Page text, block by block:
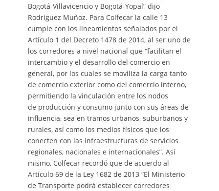
Bogotá-Villavicencio y Bogotá-Yopal” dijo
Rodríguez Muñoz. Para Colfecar la calle 13
cumple con los lineamientos señalados por el
Artículo 1 del Decreto 1478 de 2014, al ser uno de
los corredores a nivel nacional que “facilitan el
intercambio y el desarrollo del comercio en
general, por los cuales se moviliza la carga tanto
de comercio exterior como del comercio interno,
permitiendo la vinculación entre los nodos
de producción y consumo junto con sus áreas de
influencia, sea en tramos urbanos, suburbanos y
rurales, así como los medios físicos que los
conecten con las infraestructuras de servicios
regionales, nacionales e internacionales”. Así
mismo, Colfecar recordó que de acuerdo al
Artículo 69 de la Ley 1682 de 2013 “El Ministerio
de Transporte podrá establecer corredores